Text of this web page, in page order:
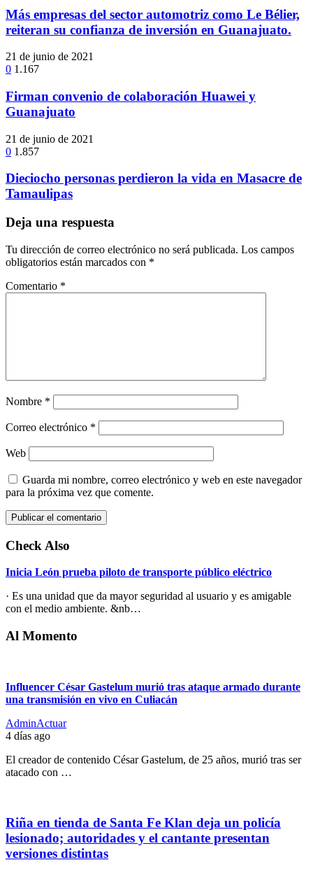
Más empresas del sector automotriz como Le Bélier,
reiteran su confianza de inversión en Guanajuato.
21 de junio de 2021
0 1.167
Firman convenio de colaboración Huawei y
Guanajuato
21 de junio de 2021
0 1.857
Dieciocho personas perdieron la vida en Masacre de
Tamaulipas
Deja una respuesta
Tu dirección de correo electrónico no será publicada. Los campos
obligatorios están marcados con *
Comentario *
Nombre *
Correo electrónico *
Web
Guarda mi nombre, correo electrónico y web en este navegador
para la próxima vez que comente.
Check Also
Inicia León prueba piloto de transporte público eléctrico
· Es una unidad que da mayor seguridad al usuario y es amigable
con el medio ambiente. &nb…
Al Momento
Influencer César Gastelum murió tras ataque armado durante
una transmisión en vivo en Culiacán
AdminActuar
4 días ago
El creador de contenido César Gastelum, de 25 años, murió tras ser
atacado con …
Riña en tienda de Santa Fe Klan deja un policía
lesionado; autoridades y el cantante presentan
versiones distintas